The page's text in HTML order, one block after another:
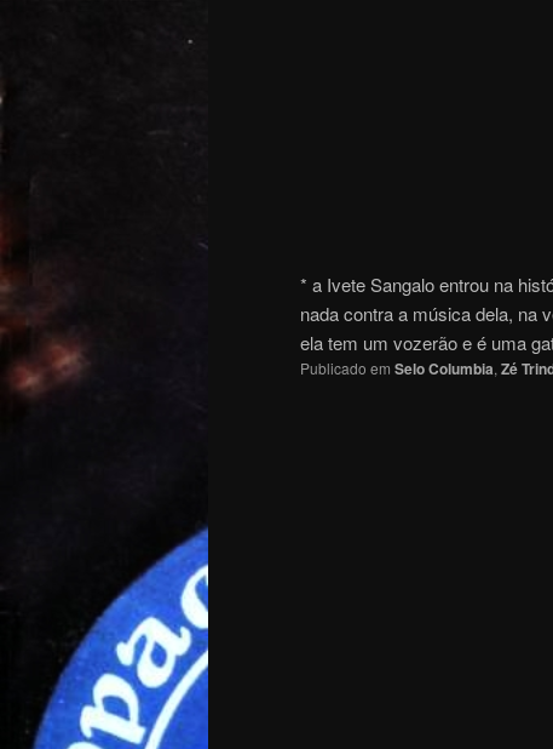
* a Ivete Sangalo entrou na
nada contra a música dela, na
ela tem um vozerão e é uma
Publicado em Selo Columbia, Zé